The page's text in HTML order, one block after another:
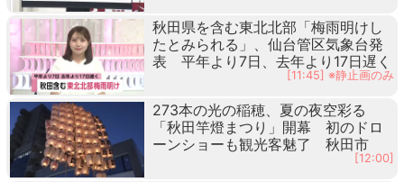
秋田県を含む東北北部「梅雨明けし
たとみられる」、仙台管区気象台発
表 平年より7日、去年より17日遅く
[11:45] ※静止画のみ
273本の光の稲穂、夏の夜空彩る
「秋田竿燈まつり」開幕 初のドロ
ーンショーも観光客魅了 秋田市
[12:00]